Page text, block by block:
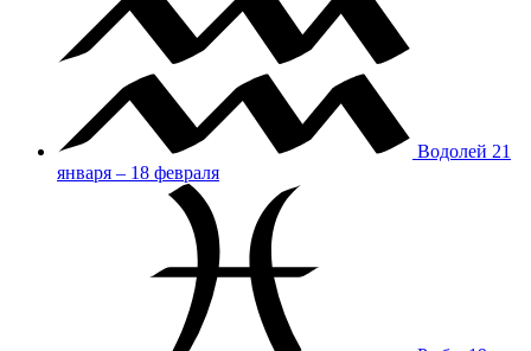
Водолей 21
января – 18 февраля